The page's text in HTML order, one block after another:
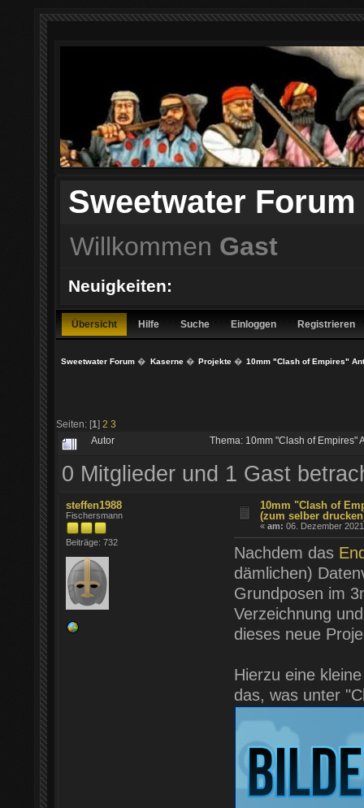
Sweetwater Forum
Willkommen Gast
Neuigkeiten:
Übersicht Hilfe Suche Einloggen Registrieren
Sweetwater Forum � Kaserne� Projekte� 10mm "Clash of Empires"
Seiten: [1] 2 3
Autor Thema: 10mm "Clash of
0 Mitglieder und 1 Gast
steffen1988
Fischersmann
Beiträge: 732
10mm "Clash of
(zum selber
«am: 06. Dezember
Nachdem das
dämlichen)
Grundposen im
Verzeichnung
dieses neue
Hierzu eine
das, was unter